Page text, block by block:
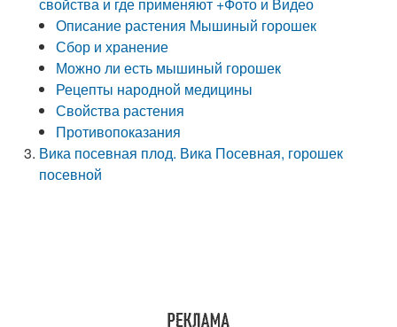
Описание растения Мышиный горошек
Сбор и хранение
Можно ли есть мышиный горошек
Рецепты народной медицины
Свойства растения
Противопоказания
Вика посевная плод. Вика Посевная, горошек
посевной